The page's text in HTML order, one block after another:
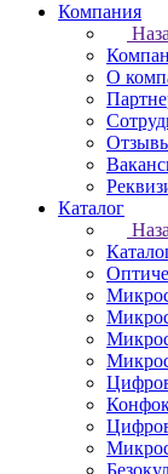
Компания
О
Каталог